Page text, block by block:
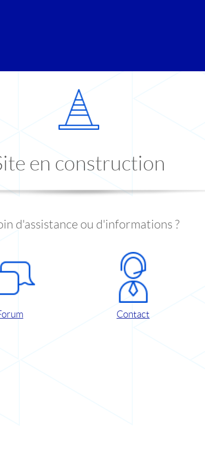
en construction
d'assistance ou d'informations ?
Contact